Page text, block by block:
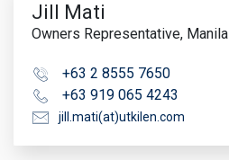
Jill Mati
Owners Representative, Manila
+63 2 8555 7650
+63 919 065 4243
jill.mati(at)utkilen.com